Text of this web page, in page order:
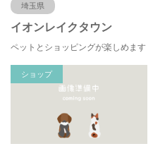
埼玉県
イオンレイクタウン
ペットとショッピングが楽しめます
ショップ